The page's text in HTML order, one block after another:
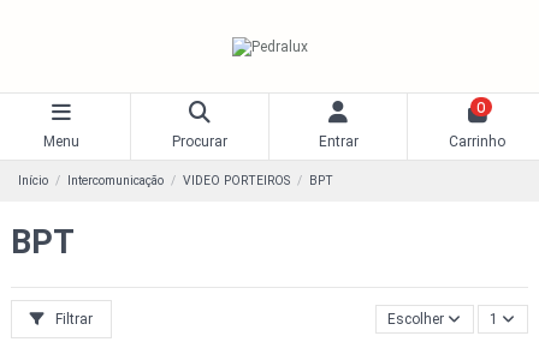
Menu Procurar Entrar
0
Carrinho
Início Intercomunicação VIDEO PORTEIROS BPT
BPT
Filtrar Escolher 1